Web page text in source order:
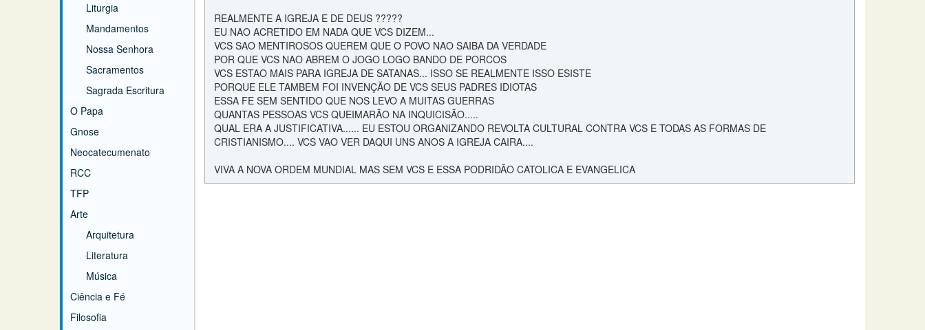
Liturgia
Mandamentos
Nossa Senhora
Sacramentos
Sagrada Escritura
O Papa
Gnose
Neocatecumenato
RCC
TFP
Arte
Arquitetura
Literatura
Música
Ciência e Fé
Filosofia
REALMENTE A IGREJA E DE DEUS ?????
EU NAO ACRETIDO EM NADA QUE VCS DIZEM...
VCS SAO MENTIROSOS QUEREM QUE O POVO NAO SAIBA DA VERDADE
POR QUE VCS NAO ABREM O JOGO LOGO BANDO DE PORCOS
VCS ESTAO MAIS PARA IGREJA DE SATANAS... ISSO SE REALMENTE ISSO ESISTE
PORQUE ELE TAMBEM FOI INVENÇÃO DE VCS SEUS PADRES IDIOTAS
ESSA FE SEM SENTIDO QUE NOS LEVO A MUITAS GUERRAS
QUANTAS PESSOAS VCS QUEIMARÃO NA INQUICISÃO.....
QUAL ERA A JUSTIFICATIVA...... EU ESTOU ORGANIZANDO REVOLTA CULTURAL CONTRA VCS E TODAS AS FORMAS DE
CRISTIANISMO.... VCS VAO VER DAQUI UNS ANOS A IGREJA CAIRA....
VIVA A NOVA ORDEM MUNDIAL MAS SEM VCS E ESSA PODRIDÃO CATOLICA E EVANGELICA